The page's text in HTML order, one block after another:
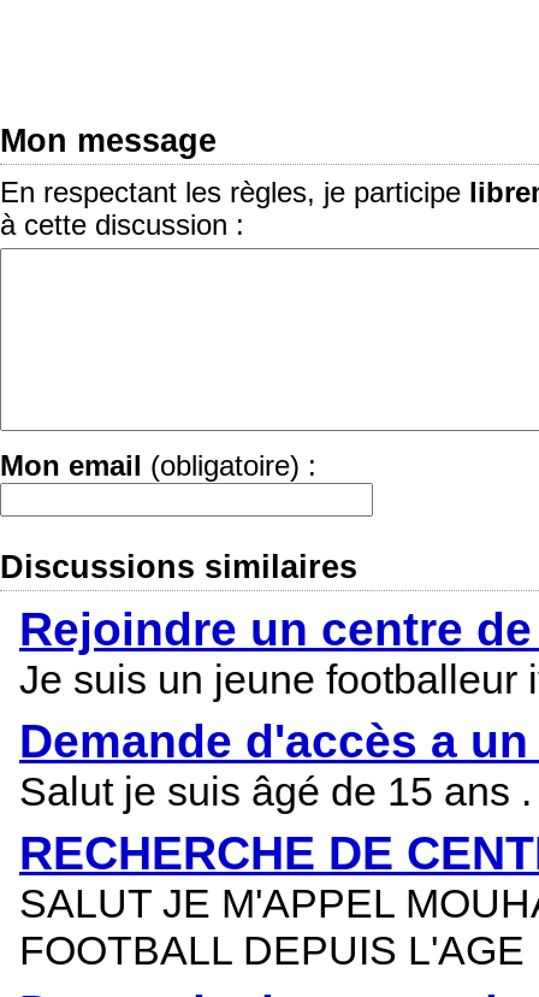
Mon message
En respectant les règles, je participe
à cette discussion :
Mon email (obligatoire) :
Discussions similaires
Rejoindre un centre
Je suis un jeune footballeur
Demande d'accès a
Salut je suis âgé de 15 ans
RECHERCHE DE
SALUT JE M'APPEL
FOOTBALL DEPUIS L'AGE